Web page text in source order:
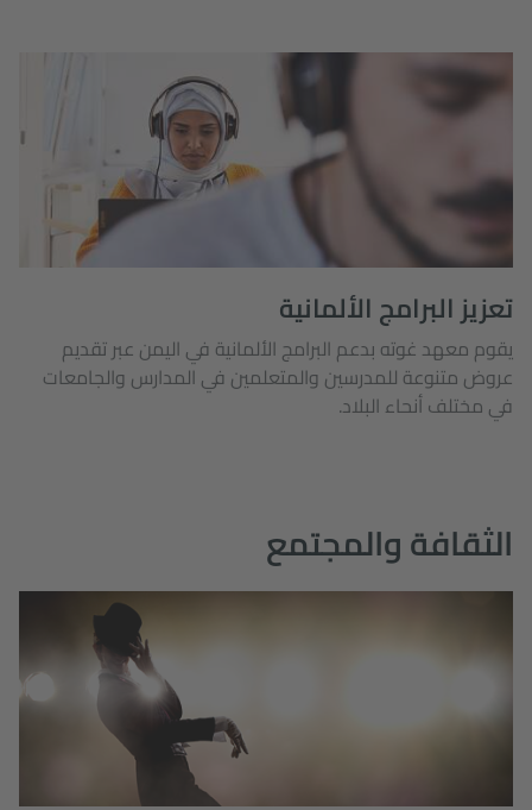
تعزيز البرامج الألمانية
يقوم معهد غوته بدعم البرامج الألمانية في اليمن عبر تقديم
عروض متنوعة للمدرسين والمتعلمين في المدارس والجامعات
في مختلف أنحاء البلاد.
الثقافة والمجتمع